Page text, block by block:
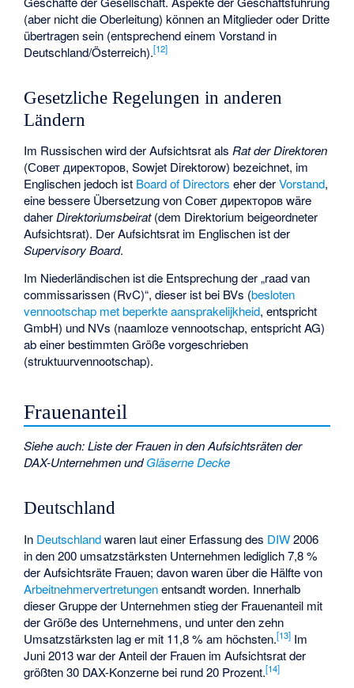
(aber nicht die Oberleitung) können an Mitglieder oder Dritte
übertragen sein (entsprechend einem Vorstand in
Deutschland/Österreich).[12]
Gesetzliche Regelungen in anderen
Ländern
Im Russischen wird der Aufsichtsrat alsRat der Direktoren
(Совет директоров, Sowjet Direktorow) bezeichnet, im
Englischen jedoch ist Board of Directors eher derVorstand,
eine bessere Übersetzung von Совет директоров wäre
daherDirektoriumsbeirat(dem Direktorium beigeordneter
Aufsichtsrat). Der Aufsichtsrat im Englischen ist der
Supervisory Board.
Im Niederländischen ist die Entsprechung der „raad van
commissarissen (RvC)“, dieser ist bei BVs (besloten
vennootschap met beperkte aansprakelijkheid, entspricht
GmbH) und NVs (naamloze vennootschap, entspricht AG)
ab einer bestimmten Größe vorgeschrieben
(struktuurvennootschap).
Frauenanteil
Siehe auch:Liste der Frauen in den Aufsichtsräten der
DAX-UnternehmenundGläserne Decke
Deutschland
In Deutschlandwaren laut einer Erfassung des DIW2006
in den 200 umsatzstärksten Unternehmen lediglich 7,8 %
der Aufsichtsräte Frauen; davon waren über die Hälfte von
Arbeitnehmervertretungenentsandt worden. Innerhalb
dieser Gruppe der Unternehmen stieg der Frauenanteil mit
der Größe des Unternehmens, und unter den zehn
Umsatzstärksten lag er mit 11,8 % am höchsten.[13] Im
Juni 2013 war der Anteil der Frauen im Aufsichtsrat der
größten 30 DAX-Konzerne bei rund 20 Prozent.[14]